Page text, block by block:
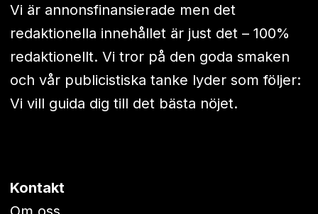
Vi är annonsfinansierade men det
redaktionella innehållet är just det – 100%
redaktionellt. Vi tror på den goda smaken
och vår publicistiska tanke lyder som följer:
Vi vill guida dig till det bästa nöjet.
Kontakt